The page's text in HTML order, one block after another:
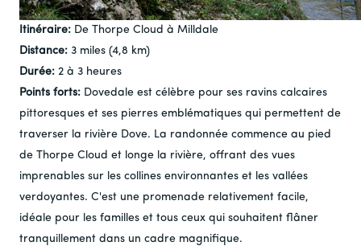
Itinéraire: De Thorpe Cloud à Milldale
Distance: 3 miles (4,8 km)
Durée: 2 à 3 heures
Points forts: Dovedale est célèbre pour ses ravins calcaires
pittoresques et ses pierres emblématiques qui permettent de
traverser la rivière Dove. La randonnée commence au pied
de Thorpe Cloud et longe la rivière, offrant des vues
imprenables sur les collines environnantes et les vallées
verdoyantes. C'est une promenade relativement facile,
idéale pour les familles et tous ceux qui souhaitent flâner
tranquillement dans un cadre magnifique.